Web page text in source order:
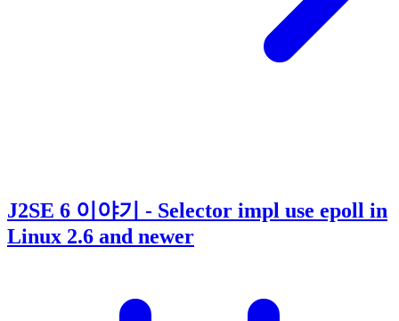
J2SE 6 이야기 - Selector impl use epoll in
Linux 2.6 and newer